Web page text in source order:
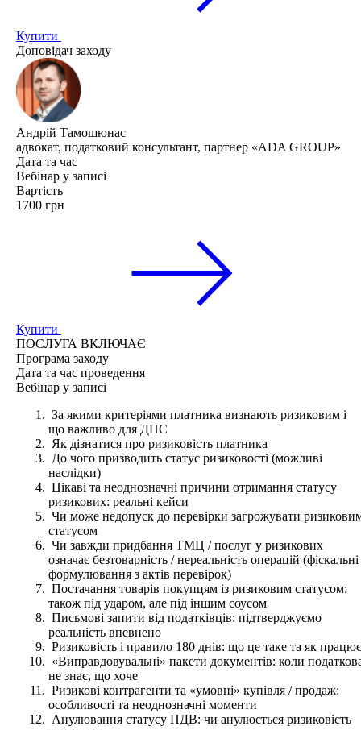
Купити
Доповідач заходу
Андрій Тамошюнас
адвокат, податковий консультант, партнер «ADA GROUP»
Дата та час
Вебінар у записі
Вартість
1700 грн
Купити
ПОСЛУГА ВКЛЮЧАЄ
Програма заходу
Дата та час проведення
Вебінар у записі
За якими критеріями платника визнають ризиковим і
що важливо для ДПС
Як дізнатися про ризиковість платника
До чого призводить статус ризиковості (можливі
наслідки)
Цікаві та неоднозначні причини отримання статусу
ризикових: реальні кейси
Чи може недопуск до перевірки загрожувати
статусом
Чи завжди придбання ТМЦ / послуг у ризикових
означає безтоварність / нереальність операцій (фіскальні
формулювання з актів перевірок)
Постачання товарів покупцям із ризиковим статусом:
також під ударом, але під іншим соусом
Письмові запити від податківців: підтверджуємо
реальність впевнено
Ризиковість і правило 180 днів: що це таке та як працює
«Виправдовувальні» пакети документів: коли
не знає, що хоче
Ризикові контрагенти та «умовні» купівля / продаж:
особливості та неоднозначні моменти
Анулювання статусу ПДВ: чи анулюється ризиковість